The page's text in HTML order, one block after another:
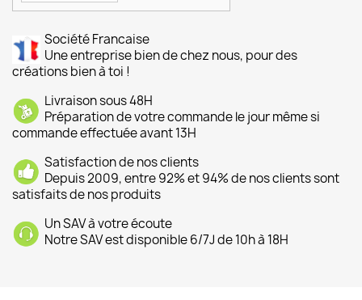
Société Francaise
Une entreprise bien de chez nous, pour des
créations bien à toi !
Livraison sous 48H
Préparation de votre commande le jour même si
commande effectuée avant 13H
Satisfaction de nos clients
Depuis 2009, entre 92% et 94% de nos clients sont
satisfaits de nos produits
Un SAV à votre écoute
Notre SAV est disponible 6/7J de 10h à 18H